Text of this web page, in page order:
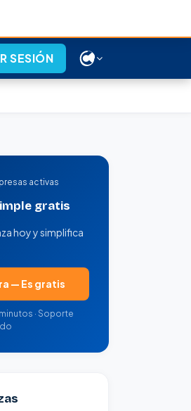
SESIÓN
activas
gratis
hoy y simplifica
— Es gratis
· Soporte